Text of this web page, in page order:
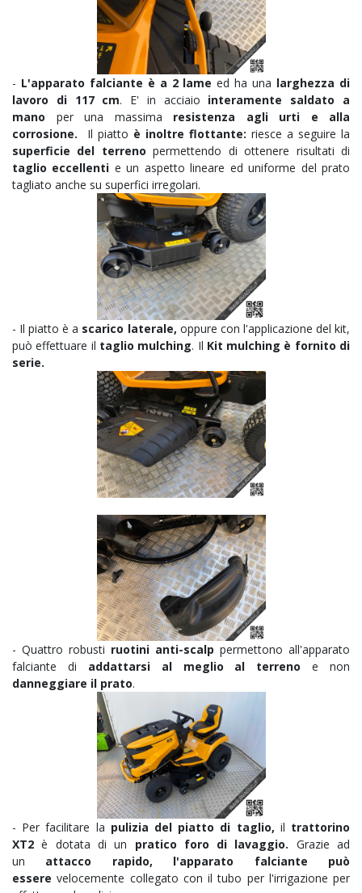
- L'apparato falciante è a 2 lame ed ha una larghezza di
lavoro di 117 cm. E' in acciaio interamente saldato a
mano per una massima resistenza agli urti e alla
corrosione. Il piatto è inoltre flottante: riesce a seguire la
superficie del terreno permettendo di ottenere risultati di
taglio eccellenti e un aspetto lineare ed uniforme del prato
tagliato anche su superfici irregolari.
- Il piatto è a scarico laterale, oppure con l'applicazione del kit,
può effettuare il taglio mulching. Il Kit mulching è fornito di
serie.
- Quattro robusti ruotini anti-scalp permettono all'apparato
falciante di addattarsi al meglio al terreno e non
danneggiare il prato.
- Per facilitare la pulizia del piatto di taglio, il trattorino
XT2è dotata di un pratico foro di lavaggio. Grazie ad
un attacco rapido, l'apparato falciante può
essere velocemente collegato con il tubo per l'irrigazione per